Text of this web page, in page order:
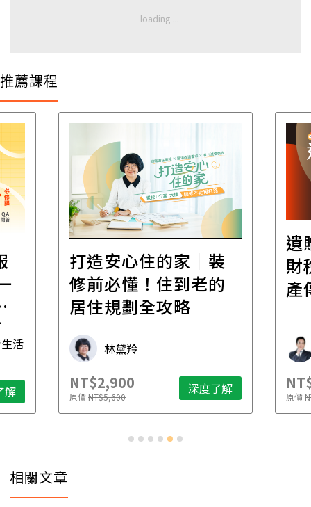
推薦課程
活
解
打造安心住的家｜裝
修前必懂！住到老的
居住規劃全攻略
林黛羚
NT$2,900
原價NT$5,600 深度了解
遺
財
產
原價
相關文章